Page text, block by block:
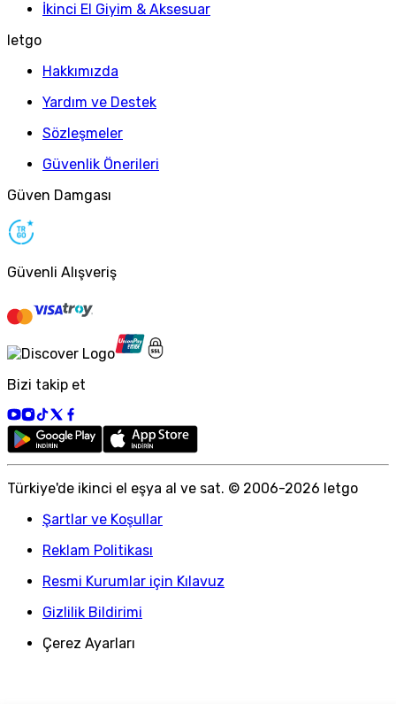
İkinci El Giyim & Aksesuar
letgo
Hakkımızda
Yardım ve Destek
Sözleşmeler
Güvenlik Önerileri
Güven Damgası
Güvenli Alışveriş
Bizi takip et
Türkiye'de ikinci el eşya al ve sat. © 2006-2026 letgo
Şartlar ve Koşullar
Reklam Politikası
Resmi Kurumlar için Kılavuz
Gizlilik Bildirimi
Çerez Ayarları